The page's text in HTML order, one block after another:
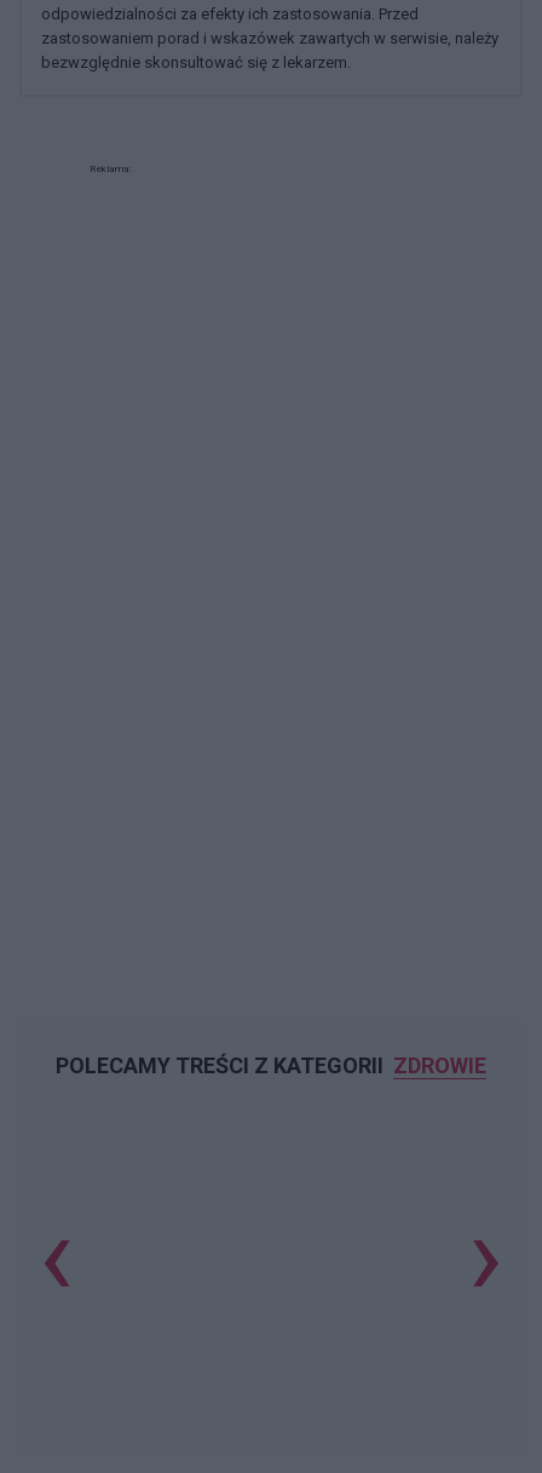
odpowiedzialności za efekty ich zastosowania. Przed
zastosowaniem porad i wskazówek zawartych w serwisie, należy
bezwzględnie skonsultować się z lekarzem.
Reklama:
POLECAMY TREŚCI Z KATEGORII ZDROWIE
‹ ›